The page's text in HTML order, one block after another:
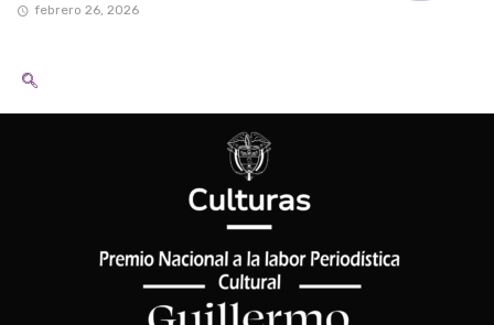
febrero 26, 2026